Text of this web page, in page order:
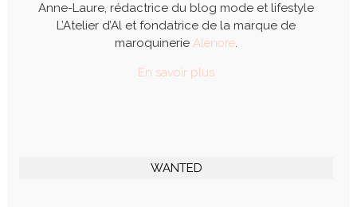
Anne-Laure, rédactrice du blog mode et lifestyle
L’Atelier d’Al et fondatrice de la marque de
maroquinerie Alénore.
En savoir plus
WANTED